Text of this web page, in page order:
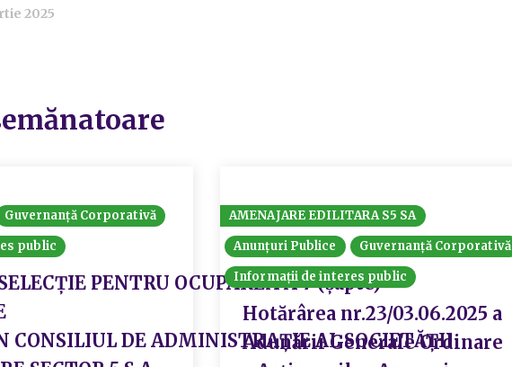
2025
Guvernanță Corporativă
public
PENTRU OCUPAREA A 7 (șapte)
CONSILIUL DE ADMINISTRAȚIE AL SOCIETĂȚII
AMENAJARE EDILITARA S5 SA
Anunțuri Publice
Guvernanță Corporativă
Informații de interes public
Hotărârea nr.23/03.06.2025 a
Adunării Generale Ordinare